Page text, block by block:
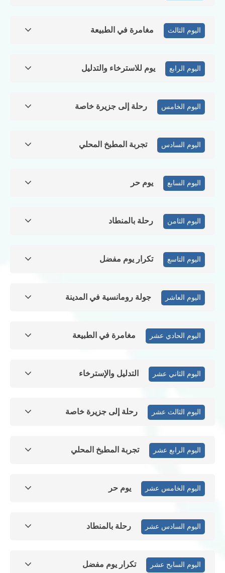
اليوم الثالث مغامرة في الطبيعة
اليوم الرابع يوم للاسترخاء والتدليل
اليوم الخامس رحلة إلى جزيرة خاصة
اليوم السادس تجربة المطبخ المحلي
اليوم السابع يوم حر
اليوم الثامن رحلة بالمنطاد
اليوم التاسع تكرار يوم مفضل
اليوم العاشر جولة رومانسية في المدينة
اليوم الحادي عشر مغامرة في الطبيعة
اليوم الثاني عشر التدليل والإسترخاء
اليوم الثالث عشر رحلة إلى جزيرة خاصة
اليوم الرابع عشر تجربة المطبخ المحلي
اليوم الخامس عشر يوم حر
اليوم السادس عشر رحلة بالمنطاد
اليوم السابح عشر تكرار يوم مفضل